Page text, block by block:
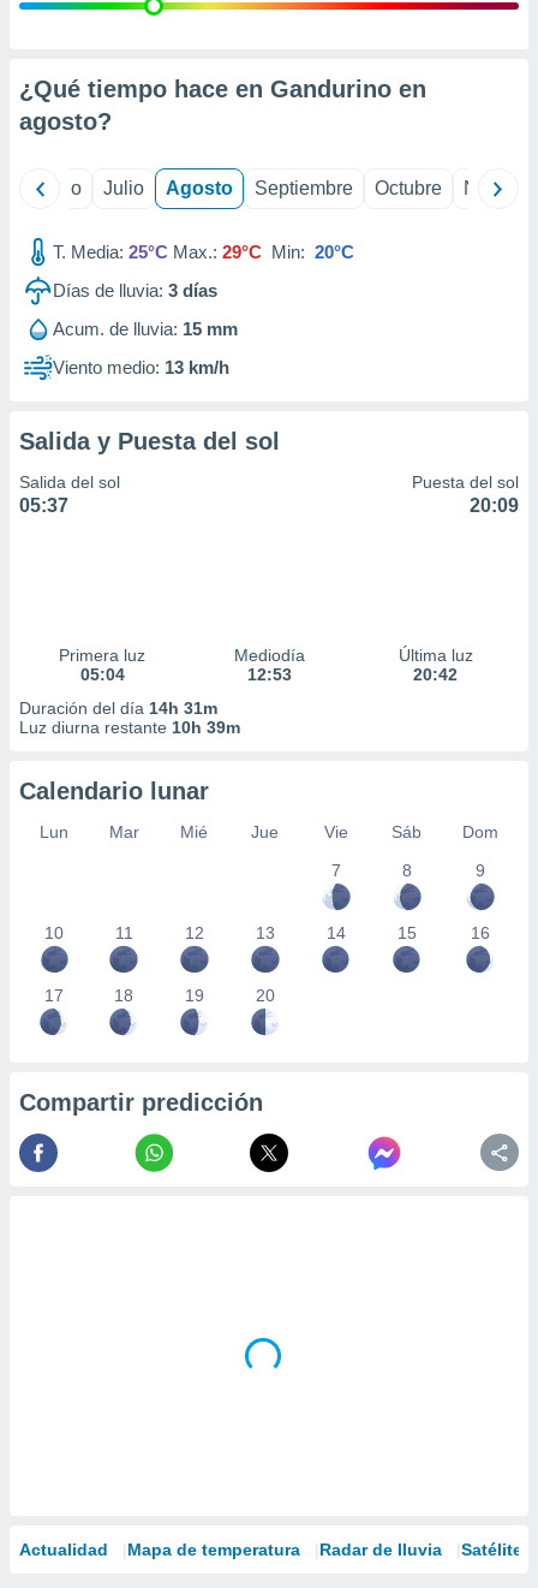
e
mediante
publicidad
de
1199
¿Qué tiempo hace en Gandurino en
agosto?
Junio Julio Agosto Septiembre Octubre
T. Media: 25°C Max.: 29°C Min: 20°C
Días de lluvia: 3 días
Acum. de lluvia: 15 mm
Viento medio: 13 km/h
Salida y Puesta del sol
Salida del sol
05:37
Puesta del sol
20:09
Primera luz
05:04
Mediodía
12:53
Última luz
20:42
Duración del día 14h 31m
Luz diurna restante 10h 39m
Calendario lunar
Lun Mar Mié Jue Vie Sáb
Dom
7
8 9
10 11 12 13 14 15 16
17 18 19 20
Compartir predicción
Actualidad Mapa de temperatura Radar de lluvia Satélites